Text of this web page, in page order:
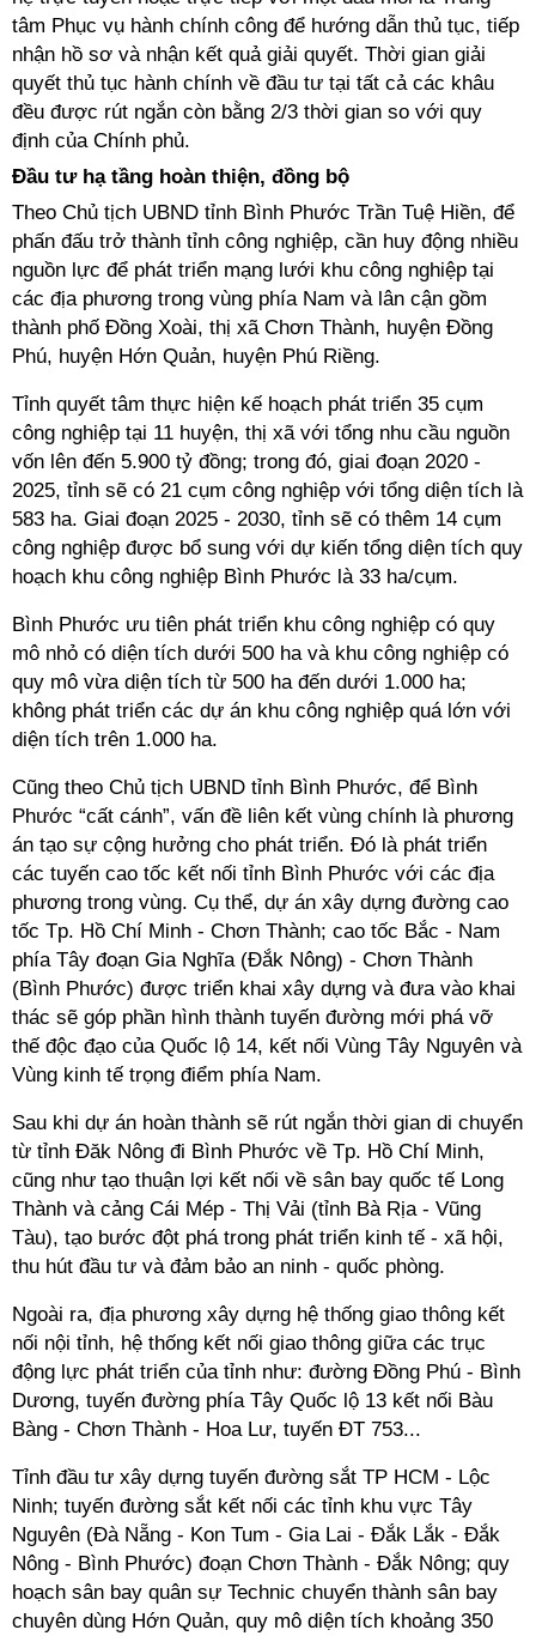
tâm Phục vụ hành chính công để hướng dẫn thủ tục, tiếp
nhận hồ sơ và nhận kết quả giải quyết. Thời gian giải
quyết thủ tục hành chính về đầu tư tại tất cả các khâu
đều được rút ngắn còn bằng 2/3 thời gian so với quy
định của Chính phủ.
Đầu tư hạ tầng hoàn thiện, đồng bộ
Theo Chủ tịch UBND tỉnh Bình Phước Trần Tuệ Hiền, để
phấn đấu trở thành tỉnh công nghiệp, cần huy động nhiều
nguồn lực để phát triển mạng lưới khu công nghiệp tại
các địa phương trong vùng phía Nam và lân cận gồm
thành phố Đồng Xoài, thị xã Chơn Thành, huyện Đồng
Phú, huyện Hớn Quản, huyện Phú Riềng.
Tỉnh quyết tâm thực hiện kế hoạch phát triển 35 cụm
công nghiệp tại 11 huyện, thị xã với tổng nhu cầu nguồn
vốn lên đến 5.900 tỷ đồng; trong đó, giai đoạn 2020 -
2025, tỉnh sẽ có 21 cụm công nghiệp với tổng diện tích là
583 ha. Giai đoạn 2025 - 2030, tỉnh sẽ có thêm 14 cụm
công nghiệp được bổ sung với dự kiến tổng diện tích quy
hoạch khu công nghiệp Bình Phước là 33 ha/cụm.
Bình Phước ưu tiên phát triển khu công nghiệp có quy
mô nhỏ có diện tích dưới 500 ha và khu công nghiệp có
quy mô vừa diện tích từ 500 ha đến dưới 1.000 ha;
không phát triển các dự án khu công nghiệp quá lớn với
diện tích trên 1.000 ha.
Cũng theo Chủ tịch UBND tỉnh Bình Phước, để Bình
Phước “cất cánh”, vấn đề liên kết vùng chính là phương
án tạo sự cộng hưởng cho phát triển. Đó là phát triển
các tuyến cao tốc kết nối tỉnh Bình Phước với các địa
phương trong vùng. Cụ thể, dự án xây dựng đường cao
tốc Tp. Hồ Chí Minh - Chơn Thành; cao tốc Bắc - Nam
phía Tây đoạn Gia Nghĩa (Đắk Nông) - Chơn Thành
(Bình Phước) được triển khai xây dựng và đưa vào khai
thác sẽ góp phần hình thành tuyến đường mới phá vỡ
thế độc đạo của Quốc lộ 14, kết nối Vùng Tây Nguyên và
Vùng kinh tế trọng điểm phía Nam.
Sau khi dự án hoàn thành sẽ rút ngắn thời gian di chuyển
từ tỉnh Đăk Nông đi Bình Phước về Tp. Hồ Chí Minh,
cũng như tạo thuận lợi kết nối về sân bay quốc tế Long
Thành và cảng Cái Mép - Thị Vải (tỉnh Bà Rịa - Vũng
Tàu), tạo bước đột phá trong phát triển kinh tế - xã hội,
thu hút đầu tư và đảm bảo an ninh - quốc phòng.
Ngoài ra, địa phương xây dựng hệ thống giao thông kết
nối nội tỉnh, hệ thống kết nối giao thông giữa các trục
động lực phát triển của tỉnh như: đường Đồng Phú - Bình
Dương, tuyến đường phía Tây Quốc lộ 13 kết nối Bàu
Bàng - Chơn Thành - Hoa Lư, tuyến ĐT 753...
Tỉnh đầu tư xây dựng tuyến đường sắt TP HCM - Lộc
Ninh; tuyến đường sắt kết nối các tỉnh khu vực Tây
Nguyên (Đà Nẵng - Kon Tum - Gia Lai - Đắk Lắk - Đắk
Nông - Bình Phước) đoạn Chơn Thành - Đắk Nông; quy
hoạch sân bay quân sự Technic chuyển thành sân bay
chuyên dùng Hớn Quản, quy mô diện tích khoảng 350